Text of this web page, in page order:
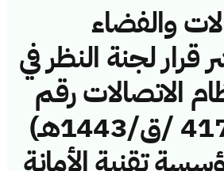
والفضاء
قرار لجنة النظر في
الاتصالات رقم
(417412199 /ق/1443هـ)
تقنية الأمانة